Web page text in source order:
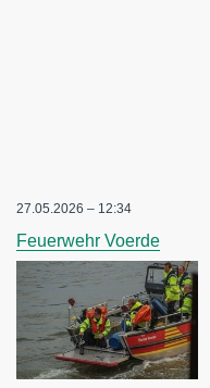
27.05.2026 – 12:34
Feuerwehr Voerde